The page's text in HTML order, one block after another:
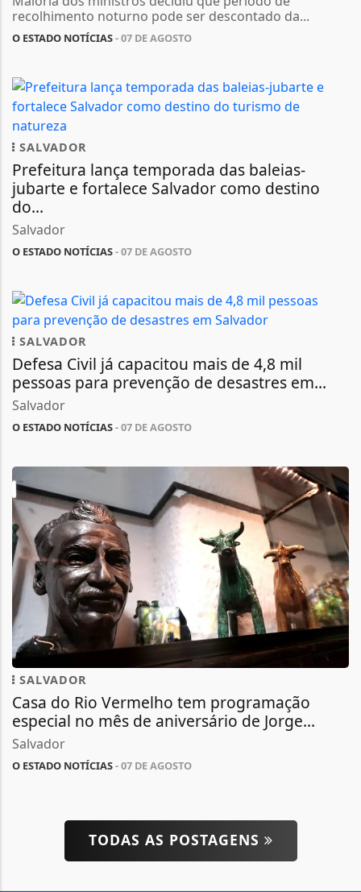
recolhimento noturno pode ser descontado da...
O ESTADO NOTÍCIAS- 07 DE AGOSTO
SALVADOR
Prefeitura lança temporada das baleias-
jubarte e fortalece Salvador como destino
do...
Salvador
O ESTADO NOTÍCIAS- 07 DE AGOSTO
SALVADOR
Defesa Civil já capacitou mais de 4,8 mil
pessoas para prevenção de desastres em...
Salvador
O ESTADO NOTÍCIAS- 07 DE AGOSTO
SALVADOR
Casa do Rio Vermelho tem programação
especial no mês de aniversário de Jorge...
Salvador
O ESTADO NOTÍCIAS- 07 DE AGOSTO
TODAS AS POSTAGENS